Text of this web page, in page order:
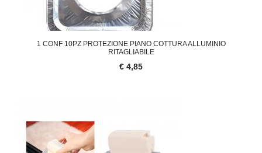
1 CONF 10PZ PROTEZIONE PIANO COTTURA ALLUMINIO
RITAGLIABILE
€ 4,85